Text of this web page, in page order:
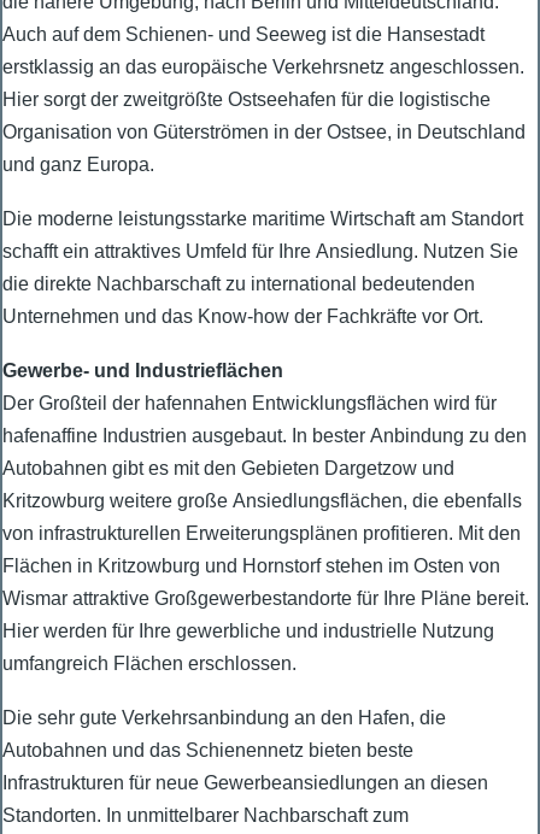
Auch auf dem Schienen- und Seeweg ist die Hansestadt
erstklassig an das europäische Verkehrsnetz angeschlossen.
Hier sorgt der zweitgrößte Ostseehafen für die logistische
Organisation von Güterströmen in der Ostsee, in Deutschland
und ganz Europa.
Die moderne leistungsstarke maritime Wirtschaft am Standort
schafft ein attraktives Umfeld für Ihre Ansiedlung. Nutzen Sie
die direkte Nachbarschaft zu international bedeutenden
Unternehmen und das Know-how der Fachkräfte vor Ort.
Gewerbe- und Industrieflächen
Der Großteil der hafennahen Entwicklungsflächen wird für
hafenaffine Industrien ausgebaut. In bester Anbindung zu den
Autobahnen gibt es mit den Gebieten Dargetzow und
Kritzowburg weitere große Ansiedlungsflächen, die ebenfalls
von infrastrukturellen Erweiterungsplänen profitieren. Mit den
Flächen in Kritzowburg und Hornstorf stehen im Osten von
Wismar attraktive Großgewerbestandorte für Ihre Pläne bereit.
Hier werden für Ihre gewerbliche und industrielle Nutzung
umfangreich Flächen erschlossen.
Die sehr gute Verkehrsanbindung an den Hafen, die
Autobahnen und das Schienennetz bieten beste
Infrastrukturen für neue Gewerbeansiedlungen an diesen
Standorten. In unmittelbarer Nachbarschaft zum